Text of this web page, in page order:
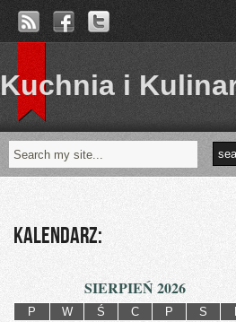
Kuchnia i
Kalendarz:
SIERPIEŃ 2026
P W Ś C P S